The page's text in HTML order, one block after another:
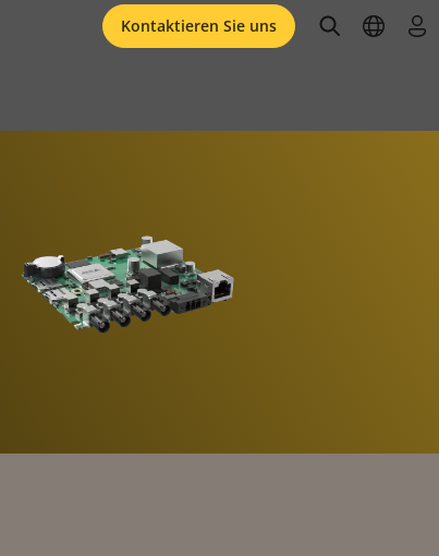
Kontaktieren Sie uns openopen